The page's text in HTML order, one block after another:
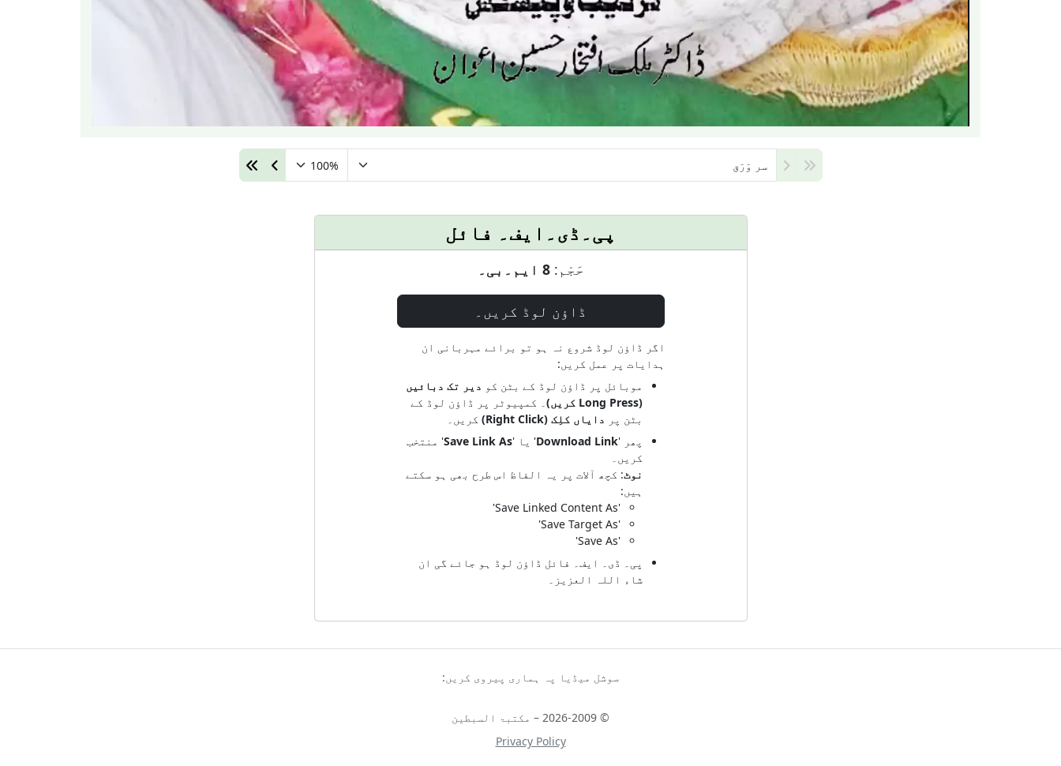
پی۔ڈی۔ایف۔ فائل
حَجْم:8 ایم۔بی۔
ڈاؤن لوڈ کریں۔
اگر ڈاؤن لوڈ شروع نہ ہو تو برائے مہربانی ان
ہدایات پر عمل کریں:
موبائل پر ڈاؤن لوڈ کے بٹن کو دیر تک دبائیں
(Long Press کریں)
۔ کمپیوٹر پر ڈاؤن لوڈ کے
بٹن پر دایاں کلِک (Right Click)
کریں۔
پھر 'Download Link' یا 'Save Link As' منتخب
کریں۔
نوٹ: کچھ آلات پر یہ الفاظ اس طرح بھی ہو سکتے
ہیں:
'Save Linked Content As'
'Save Target As'
'Save As'
پی۔ ڈی۔ ایف۔ فائل ڈاؤن لوڈ ہو جائے گی ان
شاء اللہ العزیز۔
سوشل میڈیا پہ ہماری پیروی کریں:
© 2026-2009 – مکتبۃ السبطین
Privacy Policy